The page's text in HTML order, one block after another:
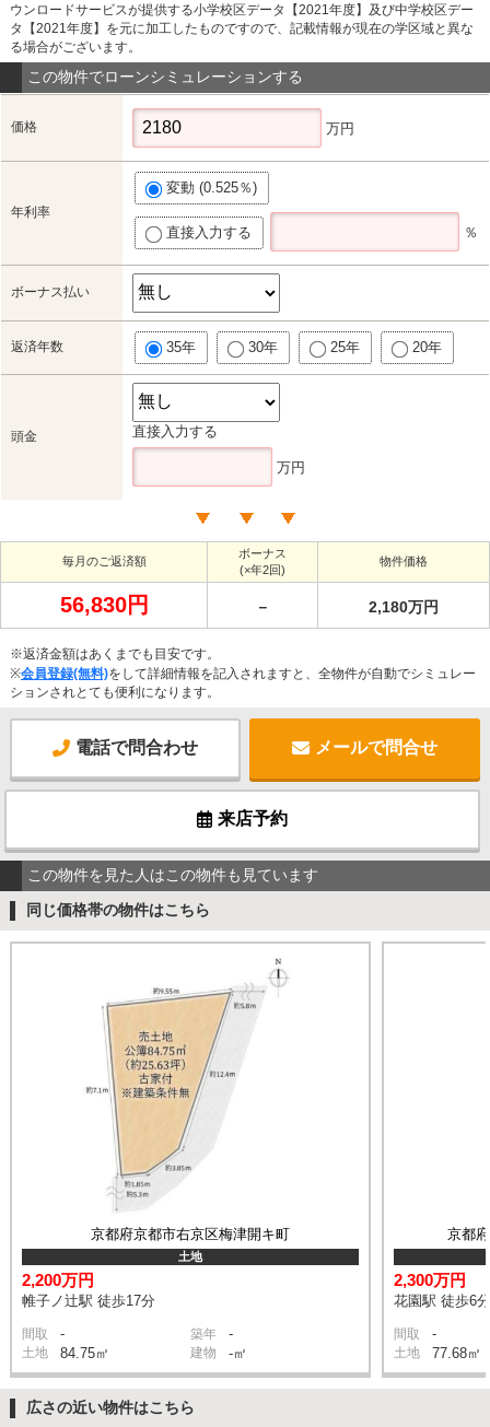
ウンロードサービスが提供する小学校区データ【2021年度】及び中学校区デー
タ【2021年度】を元に加工したものですので、記載情報が現在の学区域と異な
る場合がございます。
この物件でローンシミュレーションする
価格 万円
年利率
変動 (0.525％)
直接入力する ％
ボーナス払い
返済年数 35年 30年 25年 20年
頭金 直接入力する
万円
毎月のご返済額
ボーナス
(×年2回)
物件価格
56,830円 － 2,180万円
※返済金額はあくまでも目安です。
※会員登録(無料)をして詳細情報を記入されますと、全物件が自動でシミュレー
ションされとても便利になります。
電話で問合わせ メールで問合せ
来店予約
この物件を見た人はこの物件も見ています
同じ価格帯の物件はこちら
京都府京都市右京区梅津開キ町
土地
2,200万円
帷子ノ辻駅 徒歩17分
間取 - 築年 -
土地 84.75㎡ 建物 -㎡
京都
2,300万円
花園駅 徒歩6分
間取 -
土地 77.68㎡
広さの近い物件はこちら